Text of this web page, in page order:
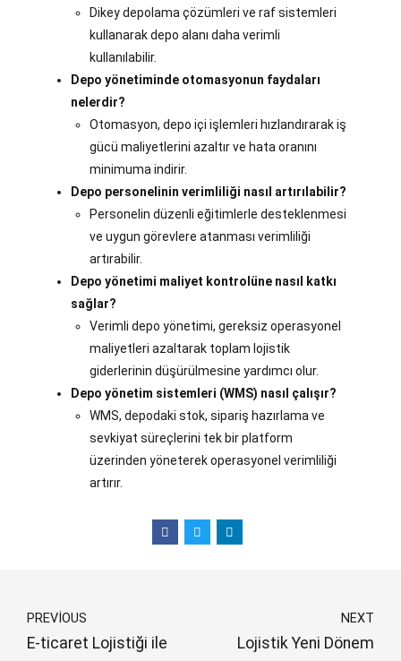
Dikey depolama çözümleri ve raf sistemleri
kullanarak depo alanı daha verimli
kullanılabilir.
Depo yönetiminde otomasyonun faydaları
nelerdir?
Otomasyon, depo içi işlemleri hızlandırarak iş
gücü maliyetlerini azaltır ve hata oranını
minimuma indirir.
Depo personelinin verimliliği nasıl artırılabilir?
Personelin düzenli eğitimlerle desteklenmesi
ve uygun görevlere atanması verimliliği
artırabilir.
Depo yönetimi maliyet kontrolüne nasıl katkı
sağlar?
Verimli depo yönetimi, gereksiz operasyonel
maliyetleri azaltarak toplam lojistik
giderlerinin düşürülmesine yardımcı olur.
Depo yönetim sistemleri (WMS) nasıl çalışır?
WMS, depodaki stok, sipariş hazırlama ve
sevkiyat süreçlerini tek bir platform
üzerinden yöneterek operasyonel verimliliği
artırır.
PREVIOUS
E-ticaret Lojistiği ile
NEXT
Lojistik Yeni Dönem